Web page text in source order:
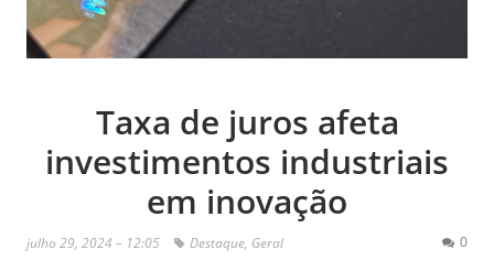
Taxa de juros afeta
investimentos industriais
em inovação
julho 29, 2024 – 12:05 Destaque, Geral 0